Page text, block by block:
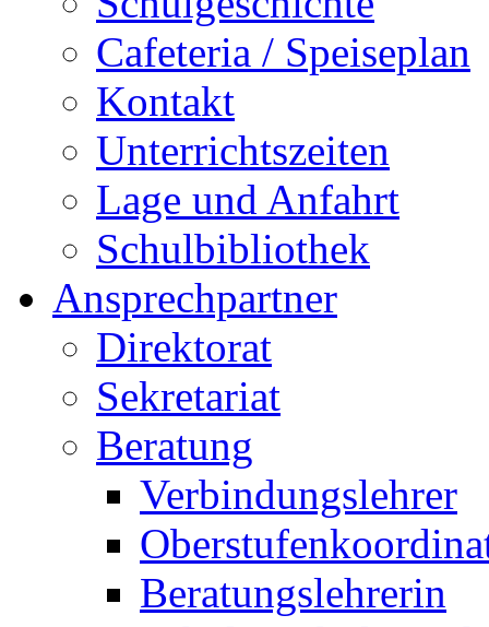
Cafeteria / Speiseplan
Kontakt
Unterrichtszeiten
Lage und Anfahrt
Schulbibliothek
Ansprechpartner
Direktorat
Sekretariat
Beratung
Verbindungslehrer
Beratungslehrerin